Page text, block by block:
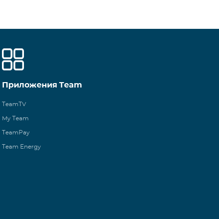
Приложения Team
TeamTV
My Team
TeamPay
Team Energy